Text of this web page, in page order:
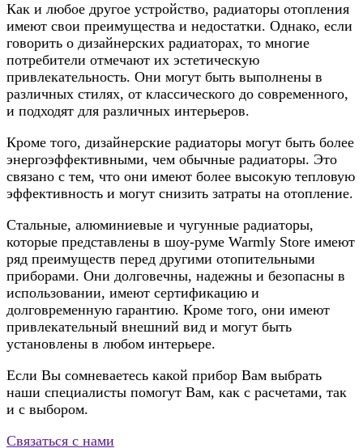
Как и любое другое устройство, радиаторы отопления
имеют свои преимущества и недостатки. Однако, если
говорить о дизайнерских радиаторах, то многие
потребители отмечают их эстетическую
привлекательность. Они могут быть выполнены в
различных стилях, от классического до современного,
и подходят для различных интерьеров.
Кроме того, дизайнерские радиаторы могут быть более
энергоэффективными, чем обычные радиаторы. Это
связано с тем, что они имеют более высокую тепловую
эффективность и могут снизить затраты на отопление.
Стальные, алюминиевые и чугунные радиаторы,
которые представлены в шоу-руме Warmly Store имеют
ряд преимуществ перед другими отопительными
приборами. Они долговечны, надежны и безопасны в
использовании, имеют сертификацию и
долговременную гарантию. Кроме того, они имеют
привлекательный внешний вид и могут быть
установлены в любом интерьере.
Если Вы сомневаетесь какой прибор Вам выбрать
наши специалисты помогут Вам, как с расчетами, так
и с выбором.
Связаться с нами